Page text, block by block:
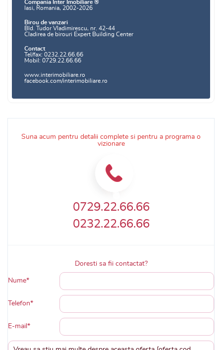
Suna acum pentru detalii complete si pentru a programa o
vizionare
0729.22.66.66
0232.22.66.66
Doresti sa fii contactat?
Nume*
Telefon*
E-mail*
Compania Inter Imobiliare ®
Iasi, Romania, 2002-2026
Birou de vanzari
Bld. Tudor Vladimirescu, nr. 42-44
Cladirea de birouri Expert Building Center
Contact
Tel/fax: 0232.22.66.66
Mobil: 0729.22.66.66
www.interimobiliare.ro
facebook.com/interimobiliare.ro